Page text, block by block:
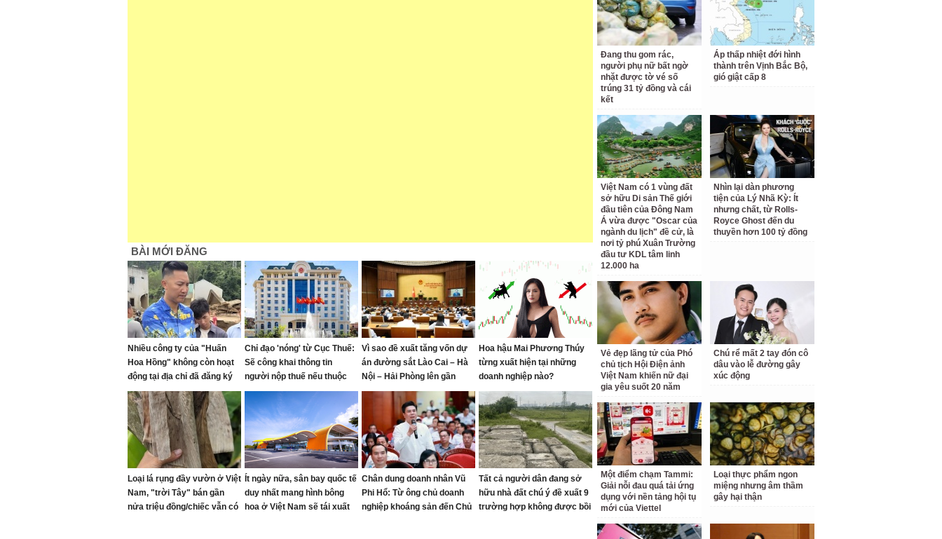
BÀI MỚI ĐĂNG
Nhiều công ty của "Huấn
Hoa Hồng" không còn hoạt
động tại địa chỉ đã đăng ký
Chỉ đạo 'nóng' từ Cục Thuế:
Sẽ công khai thông tin
người nộp thuế nếu thuộc
trường hợp sau
Vì sao đề xuất tăng vốn dự
án đường sắt Lào Cai – Hà
Nội – Hải Phòng lên gần
290.000 tỷ đồng?
Hoa hậu Mai Phương Thúy
từng xuất hiện tại những
doanh nghiệp nào?
Loại lá rụng đầy vườn ở Việt
Nam, "trời Tây" bán gần
nửa triệu đồng/chiếc vẫn có
Ít ngày nữa, sân bay quốc tế
duy nhất mang hình bông
hoa ở Việt Nam sẽ tái xuất
Chân dung doanh nhân Vũ
Phi Hổ: Từ ông chủ doanh
nghiệp khoáng sản đến Chủ
Tất cả người dân đang sở
hữu nhà đất chú ý đề xuất 9
trường hợp không được bồi
Đang thu gom rác,
người phụ nữ bất ngờ
nhặt được tờ vé số
trúng 31 tỷ đồng và cái
kết
Áp thấp nhiệt đới hình
thành trên Vịnh Bắc Bộ,
gió giật cấp 8
Việt Nam có 1 vùng đất
sở hữu Di sản Thế giới
đầu tiên của Đông Nam
Á vừa được "Oscar của
ngành du lịch" đề cử, là
nơi tỷ phú Xuân Trường
đầu tư KDL tâm linh
12.000 ha
Nhìn lại dàn phương
tiện của Lý Nhã Kỳ: Ít
nhưng chất, từ Rolls-
Royce Ghost đến du
thuyền hơn 100 tỷ đồng
Vẻ đẹp lãng tử của Phó
chủ tịch Hội Điện ảnh
Việt Nam khiến nữ đại
gia yêu suốt 20 năm
Chú rể mất 2 tay đón cô
dâu vào lễ đường gây
xúc động
Một điểm chạm Tammi:
Giải nỗi đau quá tải ứng
dụng với nền tảng hội tụ
mới của Viettel
Loại thực phẩm ngon
miệng nhưng âm thầm
gây hại thận